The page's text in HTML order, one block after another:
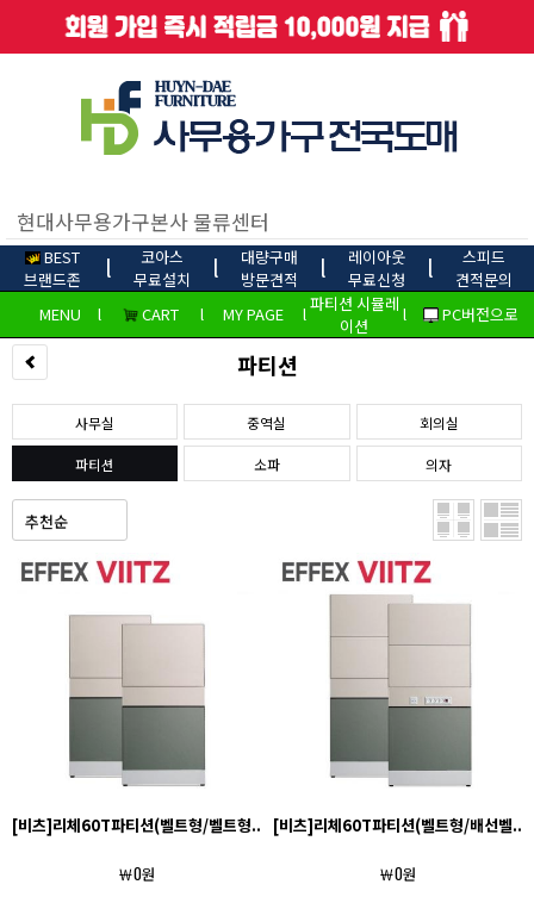
BEST
브랜드존
l
코아스
무료설치
l
대량구매
방문견적
l
레이아웃
무료신청
l
스피드
견적문의
MENU
l CART l MY PAGE l파티션 시뮬레
이션
l PC버전으로
파티션
사무실 중역실 회의실
파티션 소파 의자
[비츠]리체60T파티션(벨트형/벨트형..
￦0원
[비츠]리체60T파티션(벨트형/배선벨..
￦0원